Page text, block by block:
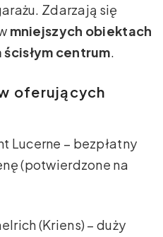
Zdarzają się
mniejszych obiektach
centrum.
oferujących
Lucerne – bezpłatny
(potwierdzone na
(Kriens) – duży